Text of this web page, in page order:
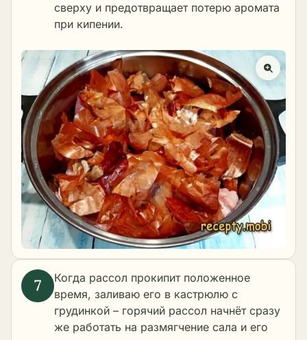
сверху и предотвращает потерю аромата
при кипении.
Когда рассол прокипит положенное
время, заливаю его в кастрюлю с
грудинкой – горячий рассол начнёт сразу
же работать на размягчение сала и его